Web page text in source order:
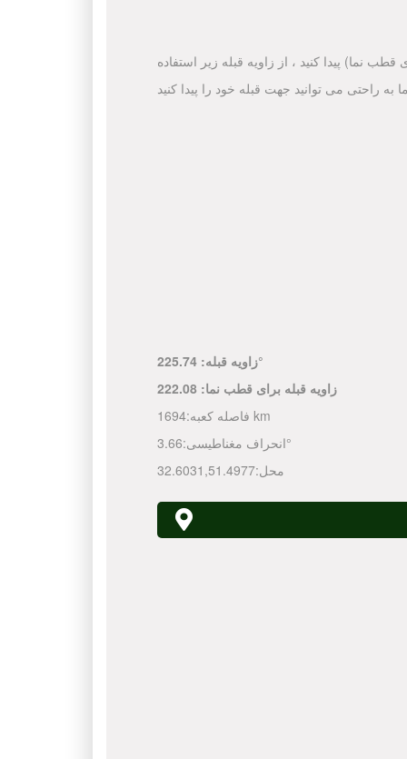
نما) پیدا کنید ، از زاویه قبله زیر استفاده
راحتی می توانید جهت قبله خود را پیدا کنید
زاویه قبله:225.74°
زاویه قبله برای قطب نما:222.08
فاصله کعبه: 1694 km
انحراف مغناطیسی:3.66°
محل:
32.6031 ,51.4977